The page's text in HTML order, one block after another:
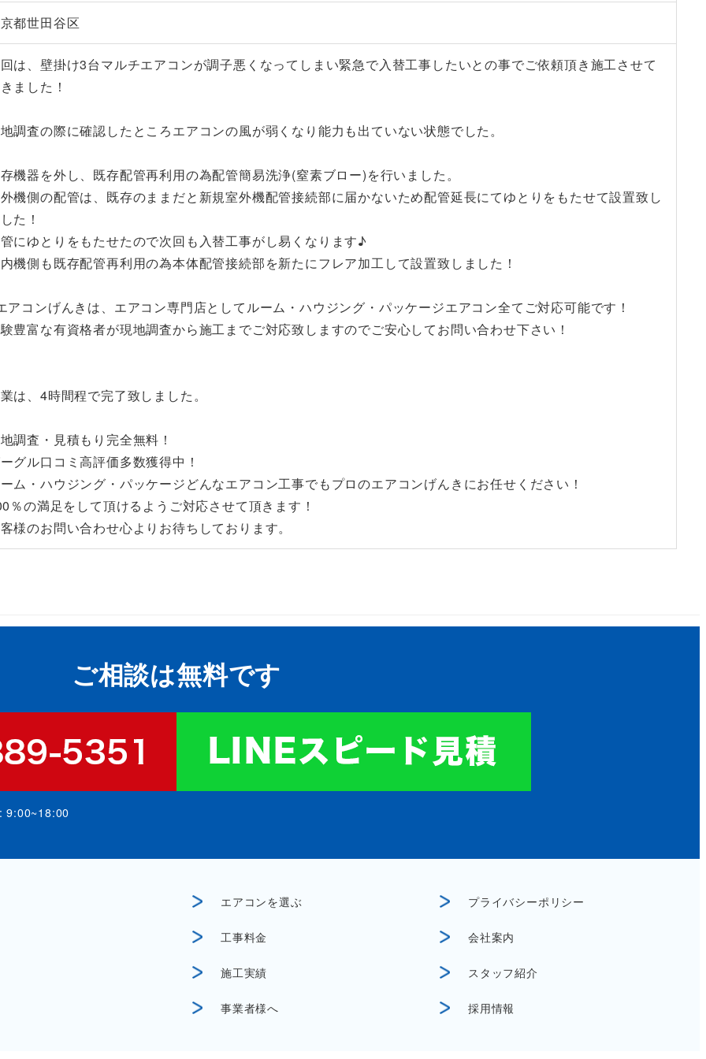
都世田谷区
は、壁掛け3台マルチエアコンが調子悪くなってしまい緊急で入替工事したいとの事でご依頼頂き施工させて
ました！
調査の際に確認したところエアコンの風が弱くなり能力も出ていない状態でした。
機器を外し、既存配管再利用の為配管簡易洗浄(窒素ブロー)を行いました。
機側の配管は、既存のままだと新規室外機配管接続部に届かないため配管延長にてゆとりをもたせて設置致し
た！
にゆとりをもたせたので次回も入替工事がし易くなります♪
機側も既存配管再利用の為本体配管接続部を新たにフレア加工して設置致しました！
アコンげんきは、エアコン専門店としてルーム・ハウジング・パッケージエアコン全てご対応可能です！
豊富な有資格者が現地調査から施工までご対応致しますのでご安心してお問い合わせ下さい！
は、4時間程で完了致しました。
調査・見積もり完全無料！
グル口コミ高評価多数獲得中！
ム・ハウジング・パッケージどんなエアコン工事でもプロのエアコンげんきにお任せください！
％の満足をして頂けるようご対応させて頂きます！
様のお問い合わせ心よりお待ちしております。
ご相談は無料です
9:00~18:00
エアコンを選ぶ
工事料金
施工実績
事業者様へ
プライバシーポリシー
会社案内
スタッフ紹介
採用情報